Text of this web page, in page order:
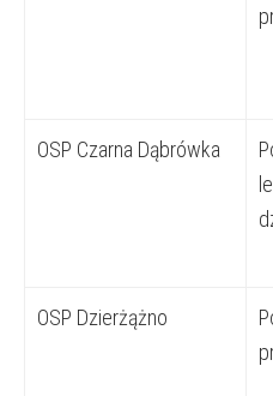
OSP Czarna Dąbrówka
OSP Dzierżążno